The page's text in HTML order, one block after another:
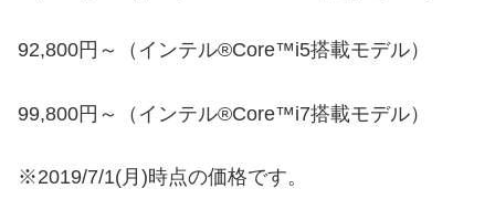
92,800円～（インテル®Core™i5搭載モデル）
99,800円～（インテル®Core™i7搭載モデル）
※2019/7/1(月)時点の価格です。